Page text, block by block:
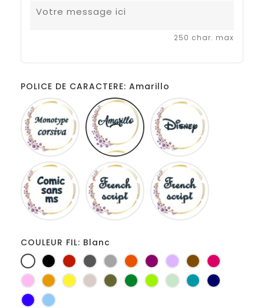
250 char. max
POLICE DE CARACTERE: Amarillo
Monotype
corsiva
Amarillo
Comic
sans
ms
French
script
COULEUR FIL: Blanc
BlancNoir RougeGris
foncé
Gris
clair
OrangePruneLilasMarronFuchsia
RoseJaune
d'or
jauneFicelleKaki Vert
bouteille
Anis
Vert
d'eau
Turquoise
Marine
BleuBleu